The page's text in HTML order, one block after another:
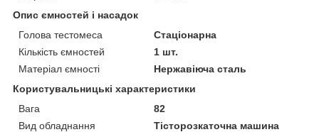
Опис ємностей і насадок
Голова тестомеса
Стаціонарна
Кількість ємностей
1 шт.
Матеріал ємності
Нержавіюча сталь
Користувальницькі характеристики
Вага
82
Вид обладнання
Тісторозкаточна машина